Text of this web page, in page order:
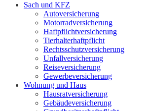
Sach und KFZ
Autoversicherung
Motorradversicherung
Haftpflichtversicherung
Tierhalterhaftpflicht
Rechtsschutzversicherung
Unfallversicherung
Reiseversicherung
Gewerbeversicherung
Wohnung und Haus
Hausratversicherung
Gebäudeversicherung